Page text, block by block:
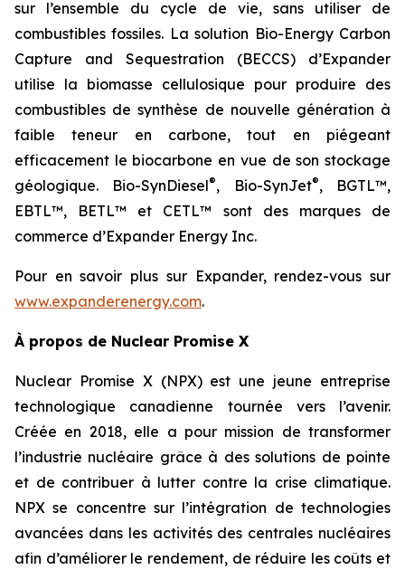
sur l’ensemble du cycle de vie, sans utiliser de
combustibles fossiles. La solution Bio-Energy Carbon
Capture and Sequestration (BECCS) d’Expander
utilise la biomasse cellulosique pour produire des
combustibles de synthèse de nouvelle génération à
faible teneur en carbone, tout en piégeant
efficacement le biocarbone en vue de son stockage
géologique. Bio-SynDiesel®, Bio-SynJet®, BGTL™,
EBTL™, BETL™ et CETL™ sont des marques de
commerce d’Expander Energy Inc.
Pour en savoir plus sur Expander, rendez-vous sur
www.expanderenergy.com.
À propos de Nuclear Promise X
Nuclear Promise X (NPX) est une jeune entreprise
technologique canadienne tournée vers l’avenir.
Créée en 2018, elle a pour mission de transformer
l’industrie nucléaire grâce à des solutions de pointe
et de contribuer à lutter contre la crise climatique.
NPX se concentre sur l’intégration de technologies
avancées dans les activités des centrales nucléaires
afin d’améliorer le rendement, de réduire les coûts et